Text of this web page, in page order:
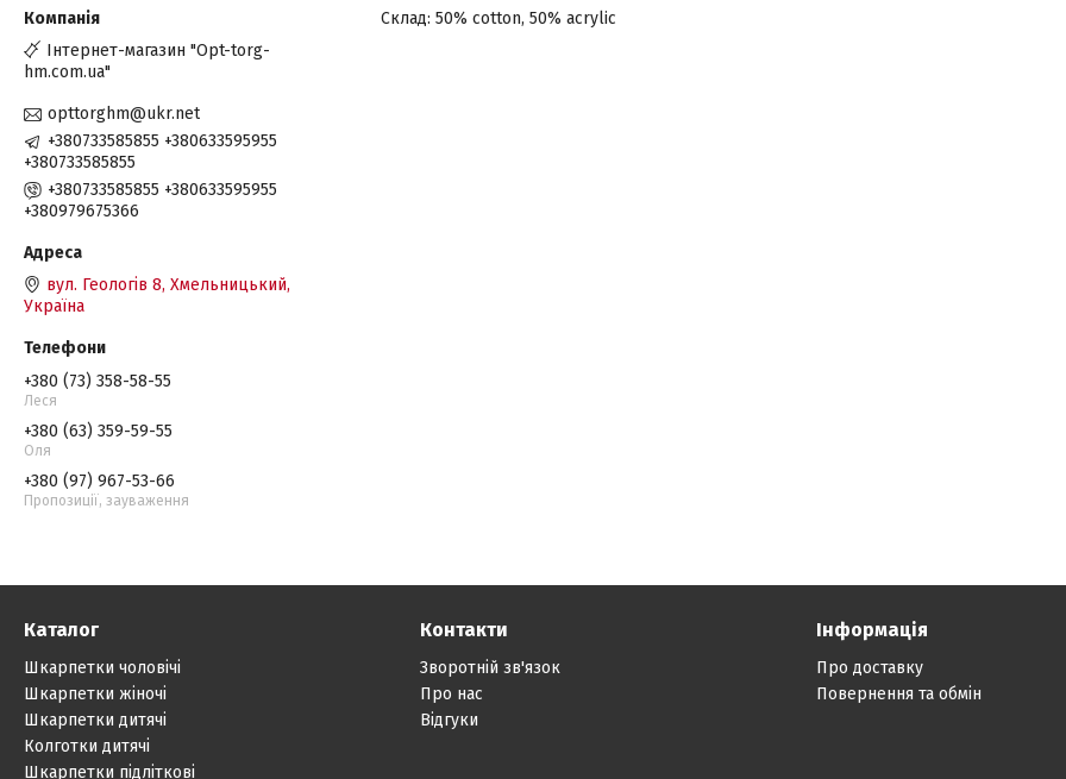
Склад: 50% cotton, 50% acrylic
Інтернет-магазин "Opt-torg-
hm.com.ua"
opttorghm@ukr.net
+380733585855 +380633595955
+380733585855
+380733585855 +380633595955
+380979675366
вул. Геологів 8, Хмельницький,
Україна
+380 (73) 358-58-55
Леся
+380 (63) 359-59-55
Оля
+380 (97) 967-53-66
Пропозиції, зауваження
Каталог
Шкарпетки чоловічі
Шкарпетки жіночі
Шкарпетки дитячі
Колготки дитячі
Шкарпетки підліткові
Контакти
Зворотній зв'язок
Про нас
Відгуки
Інформація
Про доставку
Повернення та обмін